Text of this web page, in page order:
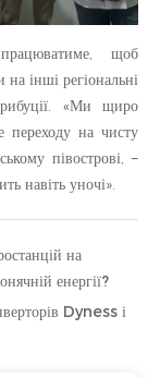
щоб
інші регіональні
«Ми щиро
переходу на чисту
півострові, –
навіть уночі».
на
енергії?
Dyness і